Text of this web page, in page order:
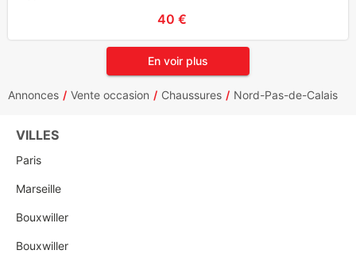
40 €
En voir plus
Annonces Vente occasion Chaussures Nord-Pas-de-Calais
VILLES
Paris
Marseille
Bouxwiller
Bouxwiller